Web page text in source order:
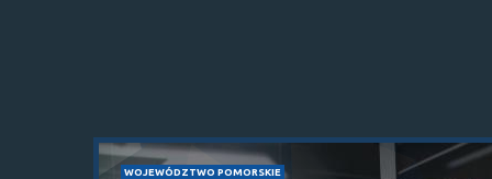
WOJEWÓDZTWO POMORSKIE